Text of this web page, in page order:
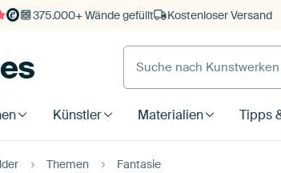
375.000+ Wände gefüllt Kostenloser Versand
Künstler Materialien Tipps
Themen Fantasie